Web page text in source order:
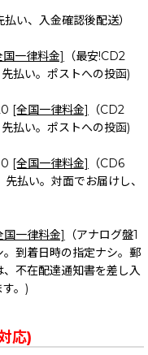
い、入金確認後配送）
国一律料金]
（最安!CD2
払い。ポストへの投函)
[全国一律料金]
（CD2
払い。ポストへの投函)
[全国一律料金]
（CD6
払い。対面でお届けし、
国一律料金]
（アナログ盤1
到着日時の指定ナシ。郵
不在配達通知書を差し入
。)
応)